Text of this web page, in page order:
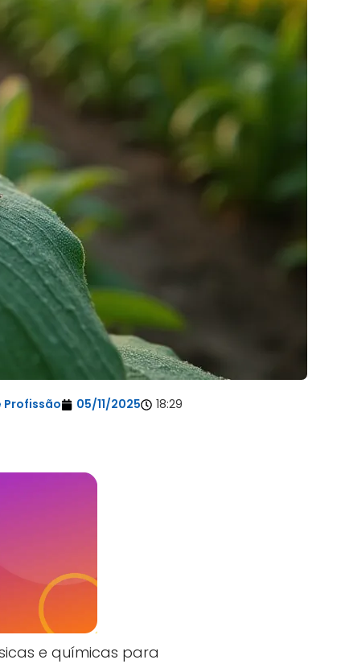
Profissão 05/11/2025 18:29
e químicas para